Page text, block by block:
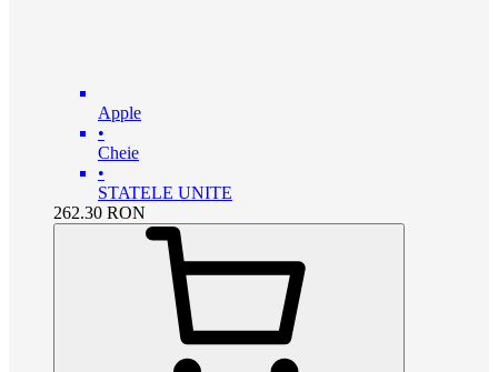
Apple
•
Cheie
•
STATELE UNITE
262.30 RON